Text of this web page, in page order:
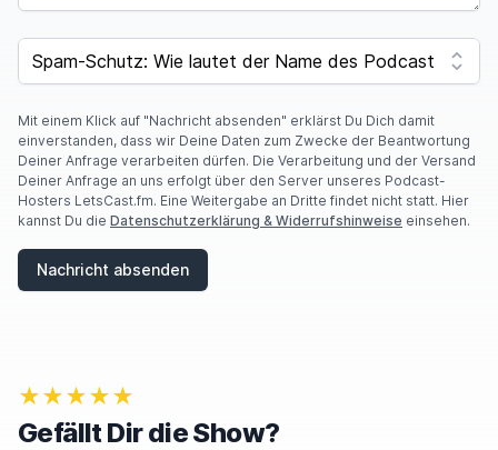
SPAM CAPTCHA
Mit einem Klick auf "Nachricht absenden" erklärst Du Dich damit
einverstanden, dass wir Deine Daten zum Zwecke der Beantwortung
Deiner Anfrage verarbeiten dürfen. Die Verarbeitung und der Versand
Deiner Anfrage an uns erfolgt über den Server unseres Podcast-
Hosters LetsCast.fm. Eine Weitergabe an Dritte findet nicht statt. Hier
kannst Du die Datenschutzerklärung & Widerrufshinweise einsehen.
Nachricht absenden
★★★★★
Gefällt Dir die Show?